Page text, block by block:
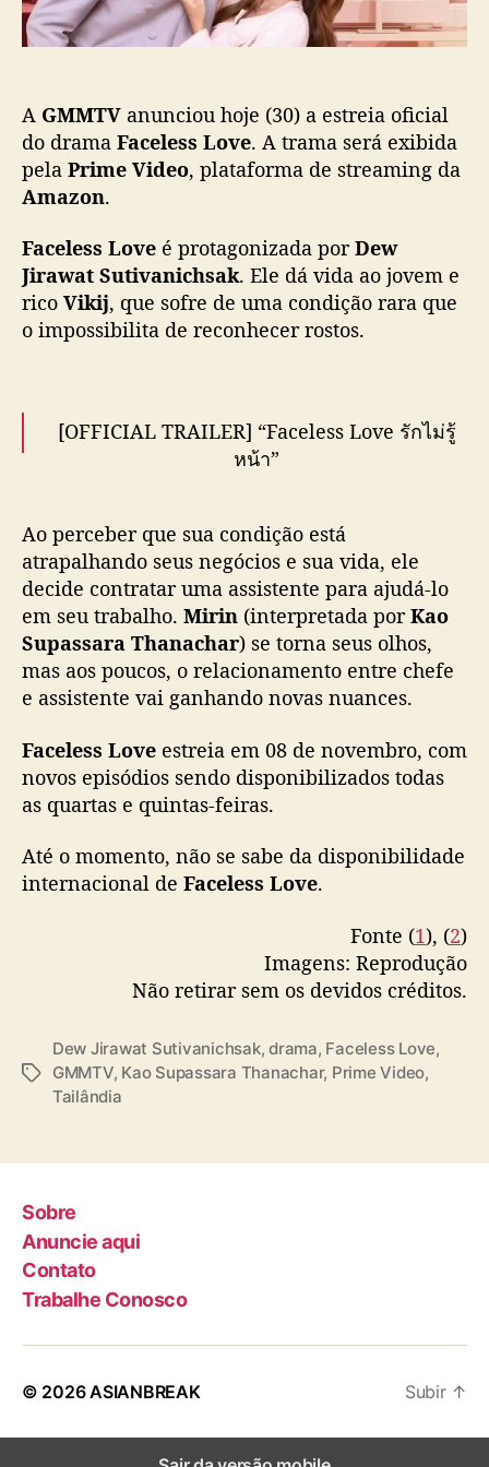
i
n
o
Y
b
e
ç
i
a
t
e
“
F
a
e
v
e
”
A GMMTV anunciou hoje (30) a estreia oficial
do drama Faceless Love. A trama será exibida
pela Prime Video, plataforma de streaming da
Amazon.
Faceless Love é protagonizada porDew
Jirawat Sutivanichsak. Ele dá vida ao jovem e
rico Vikij, que sofre de uma condição rara que
o impossibilita de reconhecer rostos.
[OFFICIAL TRAILER] “Faceless Love รักไม่รู้
หน้า”
"Faceless Love รักไม่รู้หน้า” 🩵🖥️
ทุกวันพุธ-พฤหัสบดี เวลา 00.00 น. (คืนวันอังคาร-
พุธ)
เริ่ม 8 พฤศจิกายนนี้ ทาง Prime Video#PrimeTH
#FacelessLove#GMMTV
pic.twitter.com/k7yrDMxoiC
— GMMTV (@GMMTV) October 30, 2023
Ao perceber que sua condição está
atrapalhando seus negócios e sua vida, ele
decide contratar uma assistente para ajudá-lo
em seu trabalho. Mirin (interpretada porKao
Supassara Thanachar) se torna seus olhos,
mas aos poucos, o relacionamento entre chefe
e assistente vai ganhando novas nuances.
Faceless Love estreia em 08 de novembro, com
novos episódios sendo disponibilizados todas
as quartas e quintas-feiras.
Até o momento, não se sabe da disponibilidade
internacional de Faceless Love.
Fonte (1), (2)
Imagens: Reprodução
Não retirar sem os devidos créditos.
T
Dew Jirawat Sutivanichsak,drama, Faceless Love,
GMMTV, Kao Supassara Thanachar, Prime Video,
Tailândia
Sobre
Anuncie aqui
Contato
Trabalhe Conosco
© 2026ASIANBREAK Subir ↑